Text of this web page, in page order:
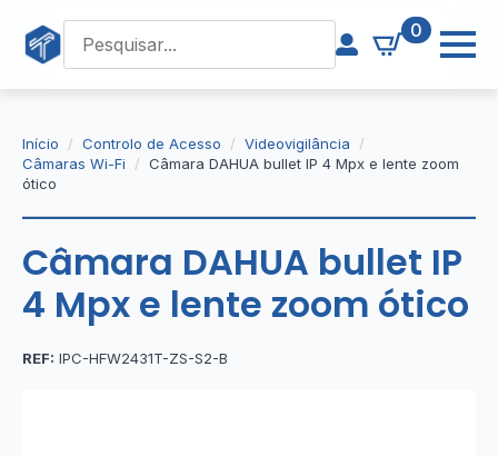
0
Início Controlo de Acesso
Videovigilância
Câmaras Wi-Fi
Câmara DAHUA bullet IP 4 Mpx e lente zoom
ótico
Câmara DAHUA bullet IP
4 Mpx e lente zoom ótico
REF: IPC-HFW2431T-ZS-S2-B